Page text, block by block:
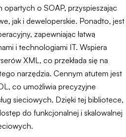
opartych o SOAP, przyspieszając
jak i deweloperskie. Ponadto, jest
zapewniając łatwą
i technologiami IT. Wspiera
XML, co przekłada się na
narzędzia. Cennym atutem jest
co umożliwia precyzyjne
sieciowych. Dzięki tej bibliotece,
do funkcjonalnej i skalowalnej